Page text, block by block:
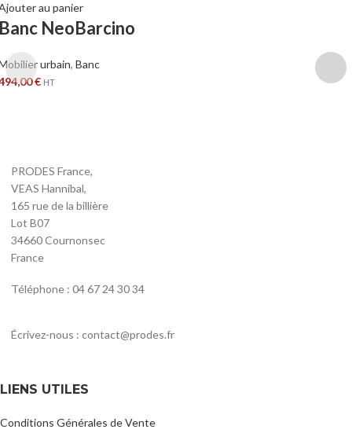
au panier
NeoBarcino
urbain,Banc
€ HT
PRODES France,
VEAS Hannibal,
165 rue de la billière
Lot B07
34660 Cournonsec
France
Téléphone : 04 67 24 30 34
Écrivez-nous : contact@prodes.fr
LIENS UTILES
Conditions Générales de Vente